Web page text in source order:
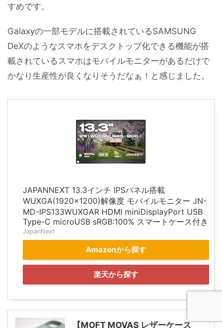
すめです。
Galaxyの一部モデルに搭載されているSAMSUNG
DeXのようなスマホをデスクトップ化できる機能が搭
載されているスマホはモバイルモニターがあるだけで
かなり生産性が良くなりそうだなぁ！と感じました。
JAPANNEXT 13.3インチ IPSパネル搭載
WUXGA(1920x1200)解像度 モバイルモニター JN-
MD-IPS133WUXGAR HDMI miniDisplayPort USB
Type-C microUSB sRGB:100% スマートケース付き
JapanNext
Amazonから探す
楽天から探す
【MOFT MOVAS レザーケース